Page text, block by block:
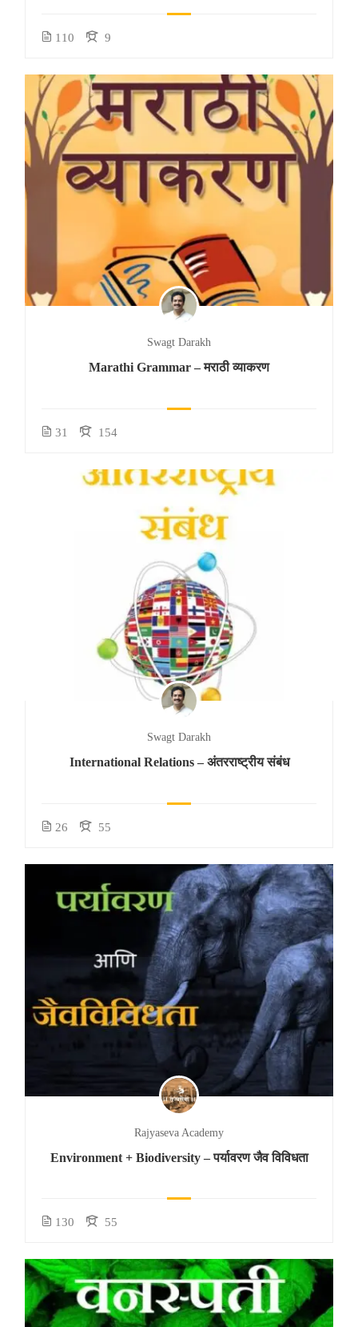
110 9
Swagt Darakh
Marathi Grammar – मराठी व्याकरण
31 154
Swagt Darakh
International Relations – अंतरराष्ट्रीय संबंध
26 55
Rajyaseva Academy
Environment + Biodiversity – पर्यावरण जैव विविधता
130 55